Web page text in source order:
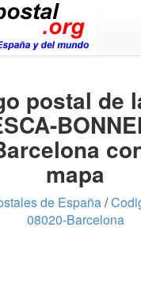
postal de
mapa
de España/
08020-Barcelona